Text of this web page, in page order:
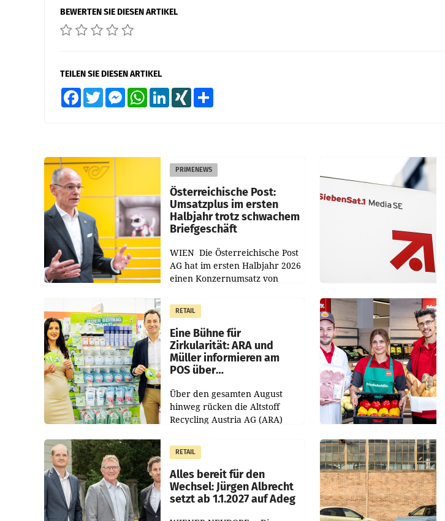
BEWERTEN SIE DIESEN ARTIKEL
TEILEN SIE DIESEN ARTIKEL
FacebookTwitter MessengerWhatsAppLinkedInXING
PRIMENEWS
Österreichische Post:
Umsatzplus im ersten
Halbjahr trotz schwachem
Briefgeschäft
WIEN Die Österreichische Post
AG hat im ersten Halbjahr 2026
einen Konzernumsatz von
erwirtschaftet, was einem Plus
von 3,8 Prozent gegenüber
dem Vergleichszeitraum
RETAIL
Eine Bühne für
Zirkularität: ARA und
Müller informieren am
POS über
Über den gesamten August
hinweg rücken die Altstoff
Recycling Austria AG (ARA)
Müller die Initiative „Kreislauf-
Helden“ in allen
österreichischen Müller-Filialen
RETAIL
Alles bereit für den
Wechsel: Jürgen Albrecht
setzt ab 1.1.2027 auf Adeg